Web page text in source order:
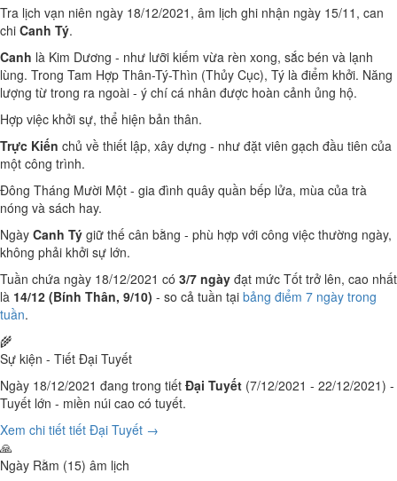
Tra lịch vạn niên ngày 18/12/2021, âm lịch ghi nhận ngày 15/11, can
chi Canh Tý.
Canh là Kim Dương - như lưỡi kiếm vừa rèn xong, sắc bén và lạnh
lùng. Trong Tam Hợp Thân-Tý-Thìn (Thủy Cục), Tý là điểm khởi. Năng
lượng từ trong ra ngoài - ý chí cá nhân được hoàn cảnh ủng hộ.
Hợp việc khởi sự, thể hiện bản thân.
Trực Kiến chủ về thiết lập, xây dựng - như đặt viên gạch đầu tiên của
một công trình.
Đông Tháng Mười Một - gia đình quây quần bếp lửa, mùa của trà
nóng và sách hay.
Ngày Canh Tý giữ thế cân bằng - phù hợp với công việc thường ngày,
không phải khởi sự lớn.
Tuần chứa ngày 18/12/2021 có 3/7 ngày đạt mức Tốt trở lên, cao nhất
là 14/12 (Bính Thân, 9/10) - so cả tuần tại bảng điểm 7 ngày trong
tuần.
🌾
Sự kiện - Tiết Đại Tuyết
Ngày 18/12/2021 đang trong tiết Đại Tuyết (7/12/2021 - 22/12/2021) -
Tuyết lớn - miền núi cao có tuyết.
Xem chi tiết tiết Đại Tuyết →
🙏
Ngày Rằm (15) âm lịch